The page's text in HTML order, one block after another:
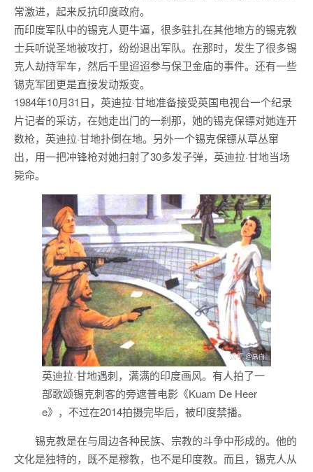
常激进，起来反抗印度政府。
而印度军队中的锡克人更牛逼，很多驻扎在其他地方的锡克教
士兵听说圣地被攻打，纷纷退出军队。在那时，发生了很多锡
克人劫持军车，然后千里迢迢参与保卫金庙的事件。还有一些
锡克军团更是直接发动叛变。
1984年10月31日，英迪拉·甘地准备接受英国电视台一个纪录
片记者的采访，在她走出门的一刹那，她的锡克保镖对她连开
数枪，英迪拉·甘地扑倒在地。另外一个锡克保镖从草丛窜
出，用一把冲锋枪对她扫射了30多发子弹，英迪拉·甘地当场
毙命。
英迪拉·甘地遇刺，满满的印度画风。有人拍了一
部歌颂锡克刺客的旁遮普电影《Kuam De Heer
e》，不过在2014拍摄完毕后，被印度禁播。
锡克教是在与周边各种民族、宗教的斗争中形成的。他的
文化是独特的，既不是穆教，也不是印度教。而且，锡克人从